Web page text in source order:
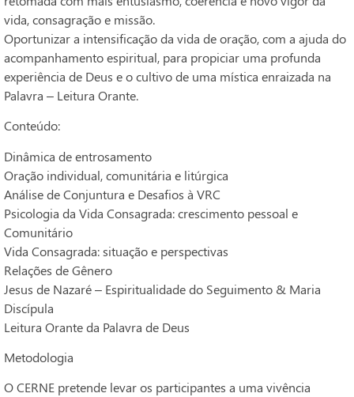
vida, consagração e missão.
Oportunizar a intensificação da vida de oração, com a ajuda do
acompanhamento espiritual, para propiciar uma profunda
experiência de Deus e o cultivo de uma mística enraizada na
Palavra – Leitura Orante.
Conteúdo:
Dinâmica de entrosamento
Oração individual, comunitária e litúrgica
Análise de Conjuntura e Desafios à VRC
Psicologia da Vida Consagrada: crescimento pessoal e
Comunitário
Vida Consagrada: situação e perspectivas
Relações de Gênero
Jesus de Nazaré – Espiritualidade do Seguimento & Maria
Discípula
Leitura Orante da Palavra de Deus
Metodologia
O CERNE pretende levar os participantes a uma vivência